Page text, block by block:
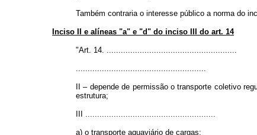
Também contraria o interesse público a norma do
Inciso II e alíneas "a" e "d" do inciso III do art. 14
"Art. 14. .......................................................
II – depende de permissão o transporte coletivo
estrutura;
III .......................................................
a) o transporte aquaviário de cargas;